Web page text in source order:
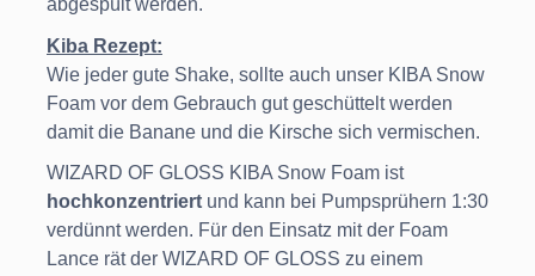
abgespült werden.
Kiba Rezept:
Wie jeder gute Shake, sollte auch unser KIBA Snow
Foam vor dem Gebrauch gut geschüttelt werden
damit die Banane und die Kirsche sich vermischen.
WIZARD OF GLOSS KIBA Snow Foam ist
hochkonzentriert und kann bei Pumpsprühern 1:30
verdünnt werden. Für den Einsatz mit der Foam
Lance rät der WIZARD OF GLOSS zu einem